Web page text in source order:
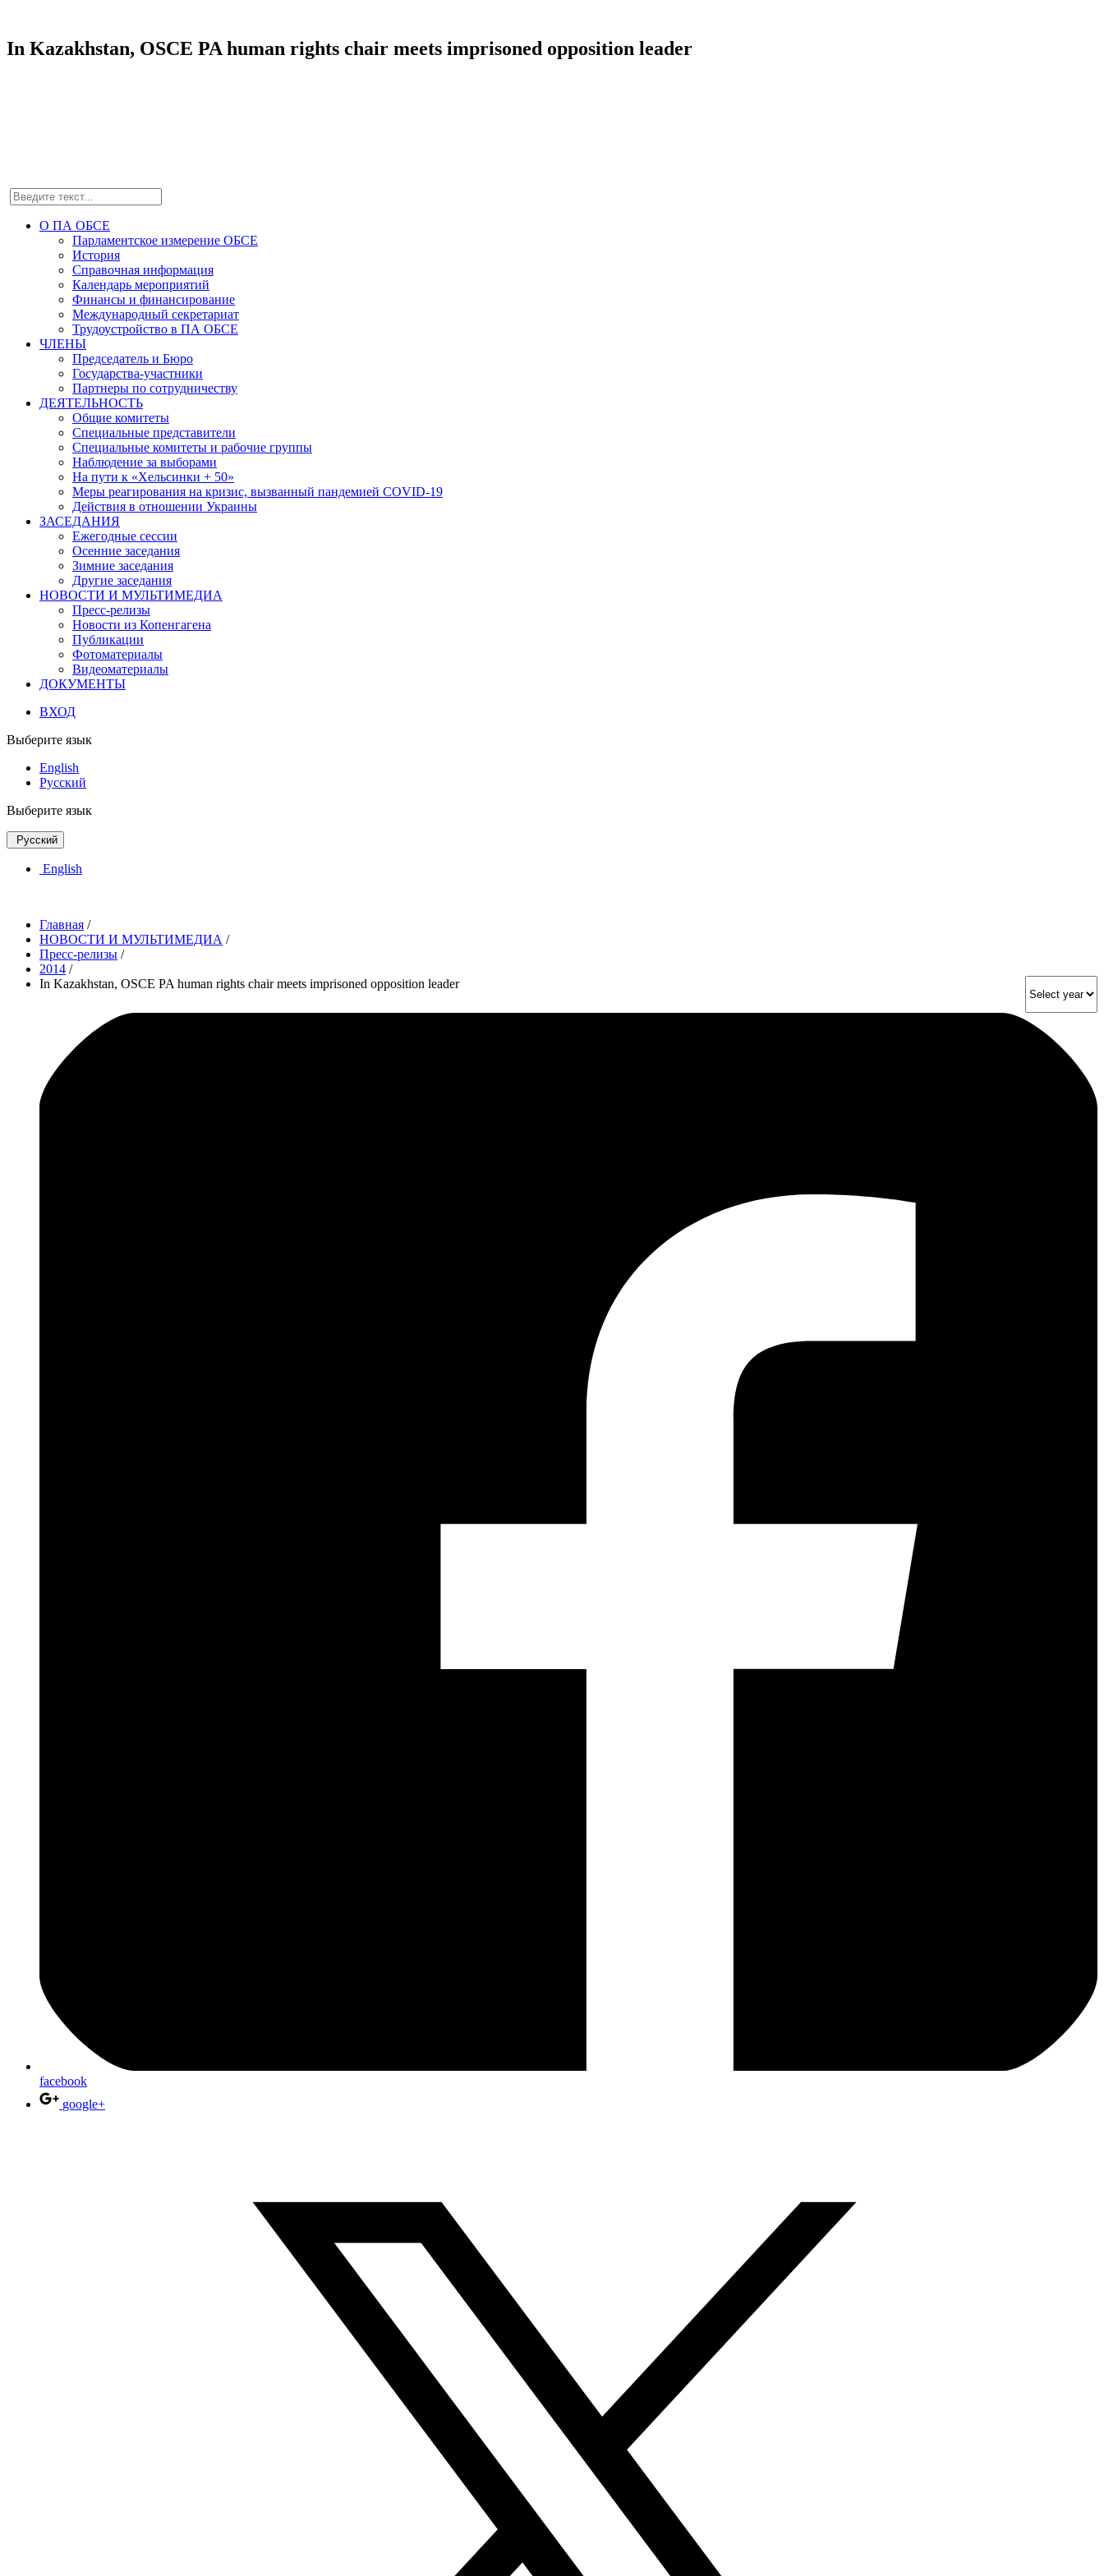
In Kazakhstan, OSCE PA human rights chair meets imprisoned opposition leader
О ПА ОБСЕ
Парламентское измерение ОБСЕ
История
Справочная информация
Календарь мероприятий
Финансы и финансирование
Международный секретариат
Трудоустройство в ПА ОБСЕ
ЧЛЕНЫ
Председатель и Бюро
Государства-участники
Партнеры по сотрудничеству
ДЕЯТЕЛЬНОСТЬ
Общие комитеты
Специальные представители
Специальные комитеты и рабочие группы
Наблюдение за выборами
На пути к «Хельсинки + 50»
Меры реагирования на кризис, вызванный пандемией COVID-19
Действия в отношении Украины
ЗАСЕДАНИЯ
Ежегодные сессии
Осенние заседания
Зимние заседания
Другие заседания
НОВОСТИ И МУЛЬТИМЕДИА
Пресс-релизы
Новости из Копенгагена
Публикации
Фотоматериалы
Видеоматериалы
ДОКУМЕНТЫ
ВХОД
Выберите язык
English
Русский
Выберите язык
Русский
English
Главная /
НОВОСТИ И МУЛЬТИМЕДИА /
Пресс-релизы /
2014 /
In Kazakhstan, OSCE PA human rights chair meets imprisoned opposition leader
facebook
google+